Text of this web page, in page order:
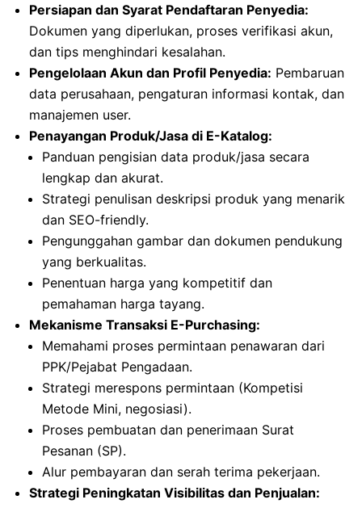
Persiapan dan Syarat Pendaftaran Penyedia:
Dokumen yang diperlukan, proses verifikasi akun,
dan tips menghindari kesalahan.
Pengelolaan Akun dan Profil Penyedia: Pembaruan
data perusahaan, pengaturan informasi kontak, dan
manajemen user.
Penayangan Produk/Jasa di E-Katalog:
Panduan pengisian data produk/jasa secara
lengkap dan akurat.
Strategi penulisan deskripsi produk yang menarik
dan SEO-friendly.
Pengunggahan gambar dan dokumen pendukung
yang berkualitas.
Penentuan harga yang kompetitif dan
pemahaman harga tayang.
Mekanisme Transaksi E-Purchasing:
Memahami proses permintaan penawaran dari
PPK/Pejabat Pengadaan.
Strategi merespons permintaan (Kompetisi
Metode Mini, negosiasi).
Proses pembuatan dan penerimaan Surat
Pesanan (SP).
Alur pembayaran dan serah terima pekerjaan.
Strategi Peningkatan Visibilitas dan Penjualan: